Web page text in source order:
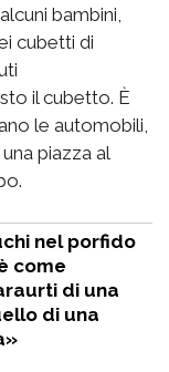
bambini,
cubetti di
il cubetto. È
le automobili,
piazza al
nel porfido
come
di una
di una